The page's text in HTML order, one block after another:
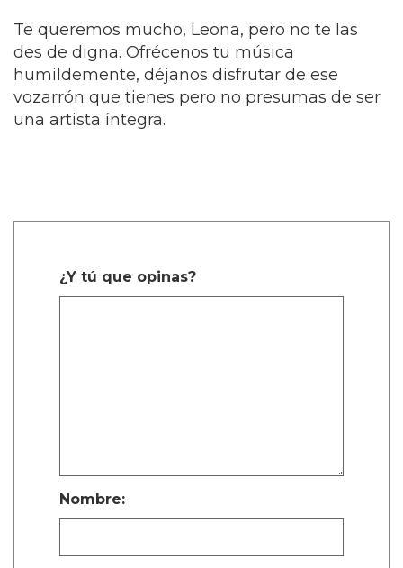
Te queremos mucho, Leona, pero no te las
des de digna. Ofrécenos tu música
humildemente, déjanos disfrutar de ese
vozarrón que tienes pero no presumas de ser
una artista íntegra.
¿Y tú que opinas?
Nombre: